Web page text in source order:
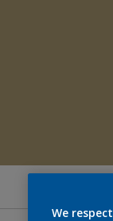
We